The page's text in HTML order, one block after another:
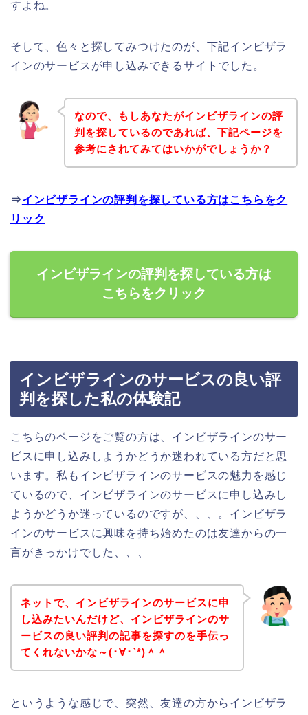
すよね。
そして、色々と探してみつけたのが、下記インビザラ
インのサービスが申し込みできるサイトでした。
なので、もしあなたがインビザラインの評
判を探しているのであれば、下記ページを
参考にされてみてはいかがでしょうか？
⇒インビザラインの評判を探している方はこちらをク
リック
インビザラインの評判を探している方は
こちらをクリック
インビザラインのサービスの良い評
判を探した私の体験記
こちらのページをご覧の方は、インビザラインのサー
ビスに申し込みしようかどうか迷われている方だと思
います。私もインビザラインのサービスの魅力を感じ
ているので、インビザラインのサービスに申し込みし
ようかどうか迷っているのですが、、、。インビザラ
インのサービスに興味を持ち始めたのは友達からの一
言がきっかけでした、、、
ネットで、インビザラインのサービスに申
し込みたいんだけど、インビザラインのサ
ービスの良い評判の記事を探すのを手伝っ
てくれないかな～(･∀･`*)＾＾
というような感じで、突然、友達の方からインビザラ